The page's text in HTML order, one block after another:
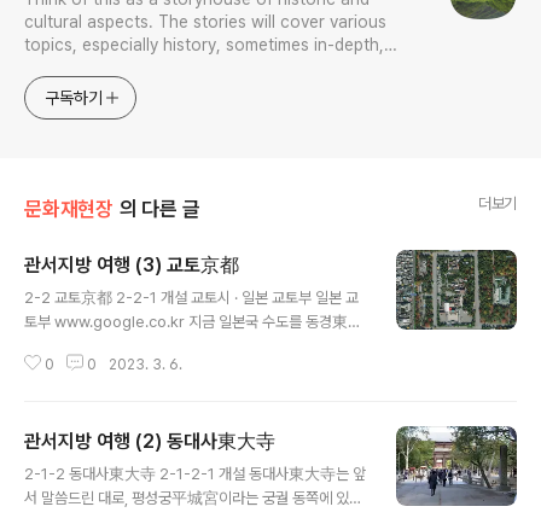
cultural aspects. The stories will cover various
topics, especially history, sometimes in-depth,
approach will be to resist any common sense or
generalized viewpoint
구독하기
문화재현장 의 다른 글 더보기
관서지방 여행 (3) 교토京都
2-2 교토京都 2-2-1 개설 교토시 · 일본 교토부 일본 교
토부 www.google.co.kr 지금 일본국 수도를 동경東京
읽어서는 그 본래하는 의미가 좀처럼 드러나지 않으니 실
경으로 밀어낸 주체는 어디인가? 하는 의문이 일어납니다.
그곳이 바로 오늘의 주인공 교토, 아니 더욱 정확히는 경도
京都입니다. 이 교토 역시 도쿄가 그렇듯이 교토가 아니라
0 0 2023. 3. 6.
관서지방 여행 (2) 동대사東大寺
2-1-2 동대사東大寺 2-1-2-1 개설 동대사東大寺는 앞
서 말씀드린 대로, 평성궁平城宮이라는 궁궐 동쪽에 있는